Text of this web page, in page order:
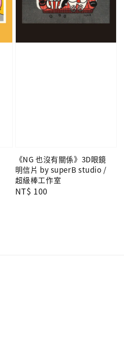
《NG 也沒有關係》3D眼鏡
明信片 by superB studio /
超級棒工作室
Regular
NT$ 100